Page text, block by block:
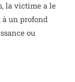
la victime a le
à un profond
ou